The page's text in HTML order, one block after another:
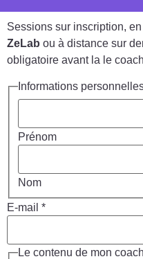
Sessions sur inscription,
ZeLab ou à distance sur
obligatoire avant la le
Informations
Prénom
Nom
E-mail *
de préfère
Le contenu de mon